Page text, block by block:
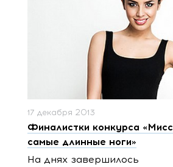
17 декабря 2013
Финалистки конкурса «Мисс
самые длинные ноги»
На днях завершилось